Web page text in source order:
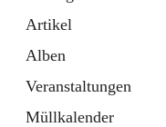
Artikel
Alben
Veranstaltungen
Müllkalender
Gemeindeservice